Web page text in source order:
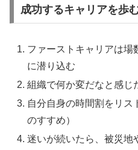
成功するキャリアを歩
ファーストキャリアは場
に潜り込む
組織で何か変だなと感じ
自分自身の時間割をリス
のすすめ）
迷いが続いたら、被災地